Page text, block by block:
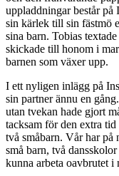
uppladdningar består på
sin kärlek till sin fästmö
sina barn. Tobias
skickade till honom i
barnen som växer upp.
I ett nyligen inlägg på
sin partner ännu en
utan tvekan hade gjort
tacksam för den extra
två småbarn. Vår har på
små barn, två
kunna arbeta oavbrutet